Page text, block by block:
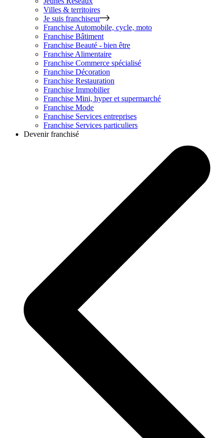
Villes & territoires
Je suis franchiseur
Franchise Automobile, cycle, moto
Franchise Bâtiment
Franchise Beauté - bien être
Franchise Alimentaire
Franchise Commerce spécialisé
Franchise Décoration
Franchise Restauration
Franchise Immobilier
Franchise Mini, hyper et supermarché
Franchise Mode
Franchise Services entreprises
Franchise Services particuliers
Devenir franchisé